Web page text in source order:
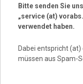
Bitte senden Sie
„service (at)
verwendet haben.
Dabei entspricht
müssen aus Spam-